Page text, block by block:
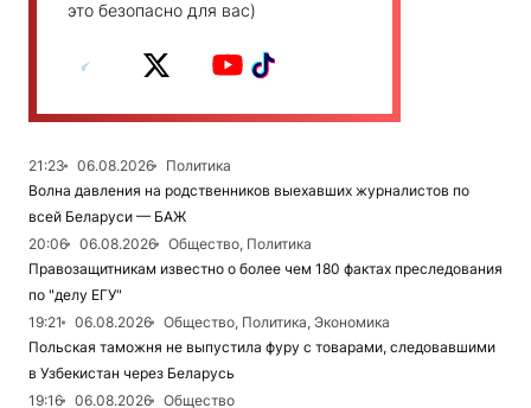
это безопасно для вас)
21:23 06.08.2026
Политика
Волна давления на родственников выехавших журналистов по
всей Беларуси — БАЖ
20:06
06.08.2026
Общество, Политика
Правозащитникам известно о более чем 180 фактах преследования
по "делу ЕГУ"
19:21
06.08.2026
Общество, Политика, Экономика
Польская таможня не выпустила фуру с товарами, следовавшими
в Узбекистан через Беларусь
19:16
06.08.2026
Общество